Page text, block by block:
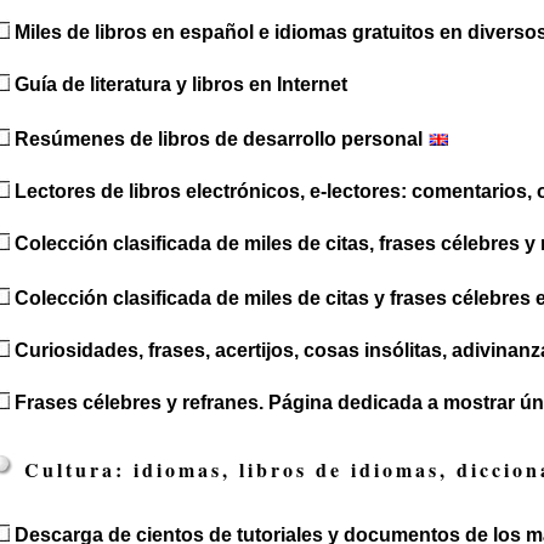
Miles de libros en español e idiomas gratuitos en
Guía de literatura y libros en Internet
Resúmenes de libros de desarrollo personal
Lectores de libros electrónicos, e-lectores: comentarios,
Colección clasificada de miles de citas, frases célebres y
Colección clasificada de miles de citas y frases célebres
Curiosidades, frases, acertijos, cosas insólitas,
Frases célebres y refranes. Página dedicada a mostrar
Cultura: idiomas, libros de idiomas,
Descarga de cientos de tutoriales y documentos de los